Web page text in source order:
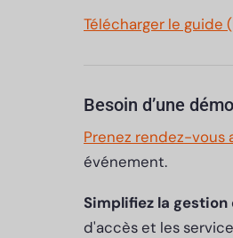
Télécharger le guide
Besoin d’une
Prenez rendez-vous
événement.
Simplifiez la
d'accès et les